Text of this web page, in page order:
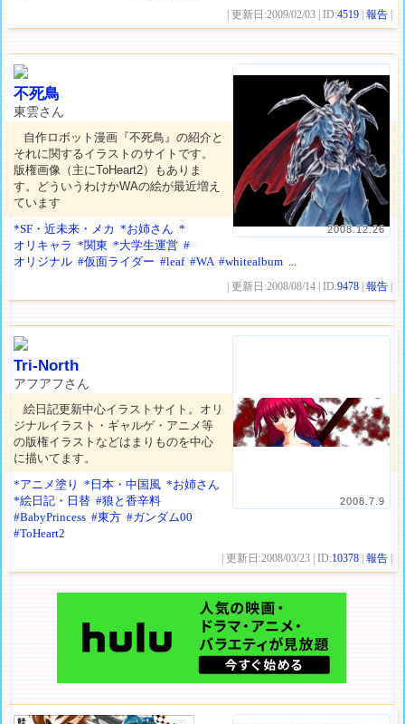
| 更新日:2009/02/03 | ID:4519 |報告
2008.12.26
不死鳥
東雲さん
自作ロボット漫画『不死鳥』の紹介と
それに関するイラストのサイトです。
版権画像（主にToHeart2）もありま
す。どういうわけかWAの絵が最近増え
ています
*SF・近未来・メカ *お姉さん *
オリキャラ *関東 *大学生運営 #
オリジナル #仮面ライダー #leaf #WA #whitealbum ...
| 更新日:2008/08/14 | ID:9478 |報告
2008.7.9
Tri-North
アフアフさん
絵日記更新中心イラストサイト。オリ
ジナルイラスト・ギャルゲ・アニメ等
の版権イラストなどはまりものを中心
に描いてます。
*アニメ塗り
*日本・中国風 *お姉さん
*絵日記・日替 #狼と香辛料
#BabyPrincess #東方 #ガンダム00
#ToHeart2
| 更新日:2008/03/23 | ID:10378 |報告